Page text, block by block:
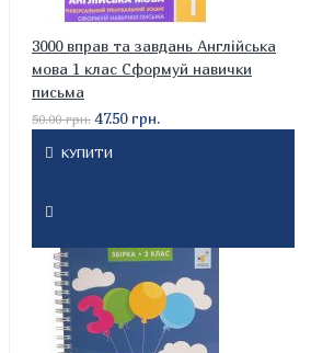
3000 вправ та завдань Англійська
мова 1 клас Сформуй навички
письма
50.00 грн. 47.50 грн.
КУПИТИ